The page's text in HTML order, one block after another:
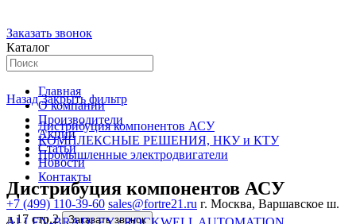
Заказать звонок
Каталог
Главная
О компании
Производители
Акции
Статьи
Новости
Контакты
+7 (499) 110-39-60 sales@fortre21.ru г. Москва, Варшавское ш.
д.17 стр.2
Заказать звонок
Назад Закрыть фильтр
Дистрибуция компонентов АСУ
КОМПЛЕКСНЫЕ РЕШЕНИЯ, НКУ и КТУ
Промышленные электродвигатели
Дистрибуция компонентов АСУ